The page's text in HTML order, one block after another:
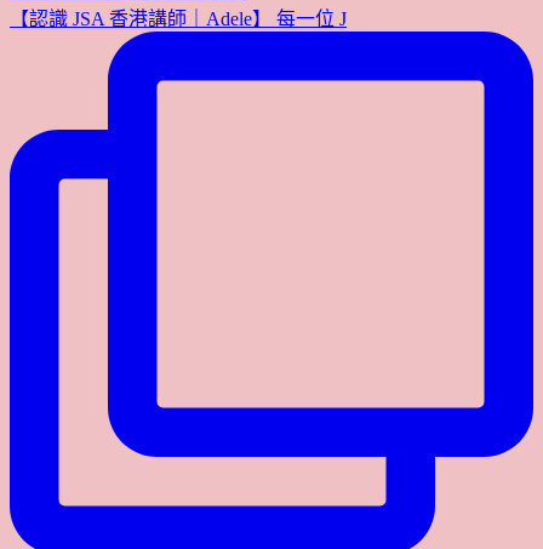
【認識 JSA 香港講師｜Adele】 每一位 J